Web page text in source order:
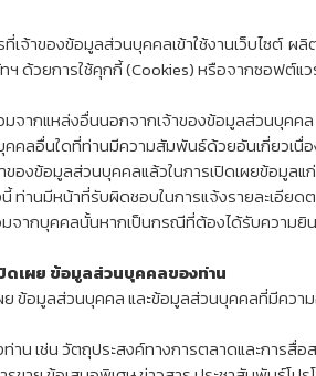
เจ้าของข้อมูลส่วนบุคคลเข้าใช้งานเว็บไซ
ด้วยการใช้คุกกี้ (Cookies) หรือจากซอฟต์
จากแหล่งอื่นนอกจากเจ้าของข้อมูลส่วนบุคค
คคลอื่นใดที่ท่านมีความสัมพันธ์ด้วยอันเกี่ยว
ของข้อมูลส่วนบุคคลแล้วในการเปิดเผยข้อ
ท่านมีหน้าที่รับผิดชอบในการแจ้งรายละเอี
ากบุคคลนั้นหากเป็นกรณีที่ต้องได้รับความยิน
ดเผย ข้อมูลส่วนบุคคลของท่าน
ย ข้อมูลส่วนบุคคล และข้อมูลส่วนบุคคลที่มีคว
น เช่น วัตถุประสงค์ทางการตลาดและการสื่อ